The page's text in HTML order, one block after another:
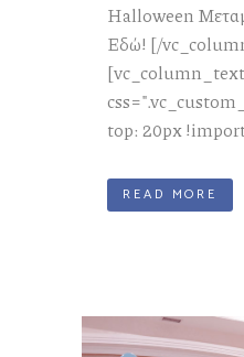
Halloween
Εδώ! [/
[vc_column_text
top: 20px
READ MORE